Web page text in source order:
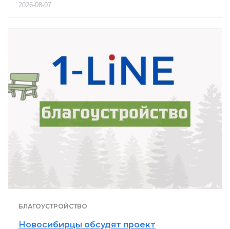
2026-08-07
БЛАГОУСТРОЙСТВО
Новосибирцы обсудят проект